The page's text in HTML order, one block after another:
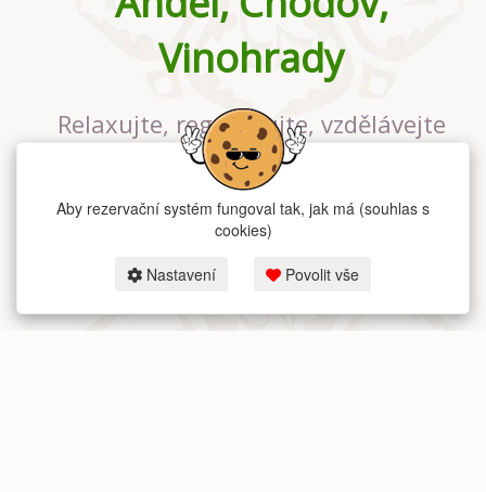
Vinohrady
Relaxujte, regenerujte, vzdělávejte
se v největším jógovém studiu v
Praze
Aby rezervační systém fungoval tak, jak má (souhlas s
cookies)
Nastavení Povolit vše